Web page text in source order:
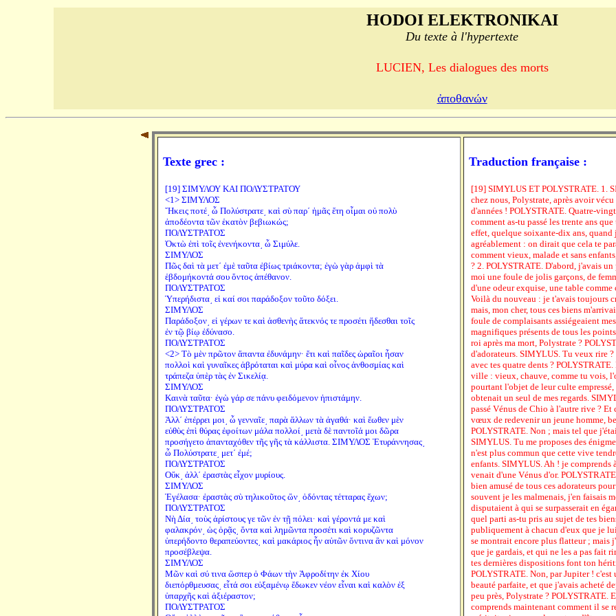
HODOI ELEKTRONIKAI
Du texte à l'hypertexte
LUCIEN, Les dialogues des morts
ἀποθανών
Texte grec :
[19] ΣΙΜΥΛΟΥ ΚΑΙ ΠΟΛΥΣΤΡΑΤΟΥ
<1> ΣΙΜΥΛΟΣ
῞Ηκεις ποτέ͵ ὦ Πολύστρατε͵ καὶ σὺ παρ΄ ἡμᾶς ἔτη οἶμαι οὐ πολὺ
ἀποδέοντα τῶν ἑκατὸν βεβιωκώς;
ΠΟΛΥΣΤΡΑΤΟΣ
Ὀκτὼ ἐπὶ τοῖς ἐνενήκοντα͵ ὦ Σιμύλε.
ΣΙΜΥΛΟΣ
Πῶς δαὶ τὰ μετ΄ ἐμὲ ταῦτα ἐβίως τριάκοντα; ἐγὼ γὰρ ἀμφὶ τὰ
ἑβδομήκοντά σου ὄντος ἀπέθανον.
ΠΟΛΥΣΤΡΑΤΟΣ
Ὑπερήδιστα͵ εἰ καί σοι παράδοξον τοῦτο δόξει.
ΣΙΜΥΛΟΣ
Παράδοξον͵ εἰ γέρων τε καὶ ἀσθενὴς ἄτεκνός τε προσέτι ἥδεσθαι τοῖς
ἐν τῷ βίῳ ἐδύνασο.
ΠΟΛΥΣΤΡΑΤΟΣ
<2> Τὸ μὲν πρῶτον ἅπαντα ἐδυνάμην· ἔτι καὶ παῖδες ὡραῖοι ἦσαν
πολλοὶ καὶ γυναῖκες ἁβρόταται καὶ μύρα καὶ οἶνος ἀνθοσμίας καὶ
τράπεζα ὑπὲρ τὰς ἐν Σικελίᾳ.
ΣΙΜΥΛΟΣ
Καινὰ ταῦτα· ἐγὼ γάρ σε πάνυ φειδόμενον ἠπιστάμην.
ΠΟΛΥΣΤΡΑΤΟΣ
Ἀλλ΄ ἐπέρρει μοι͵ ὦ γενναῖε͵ παρὰ ἄλλων τὰ ἀγαθά· καὶ ἕωθεν μὲν
εὐθὺς ἐπὶ θύρας ἐφοίτων μάλα πολλοί͵ μετὰ δὲ παντοῖά μοι δῶρα
προσήγετο ἁπανταχόθεν τῆς γῆς τὰ κάλλιστα. ΣΙΜΥΛΟΣ Ἐτυράννησας͵
ὦ Πολύστρατε͵ μετ΄ ἐμέ;
ΠΟΛΥΣΤΡΑΤΟΣ
Οὔκ͵ ἀλλ΄ ἐραστὰς εἶχον μυρίους.
ΣΙΜΥΛΟΣ
Ἐγέλασα· ἐραστὰς σὺ τηλικοῦτος ὤν͵ ὀδόντας τέτταρας ἔχων;
ΠΟΛΥΣΤΡΑΤΟΣ
Νὴ Δία͵ τοὺς ἀρίστους γε τῶν ἐν τῇ πόλει· καὶ γέροντά με καὶ
φαλακρόν͵ ὡς ὁρᾷς͵ ὄντα καὶ λημῶντα προσέτι καὶ κορυζῶντα
ὑπερήδοντο θεραπεύοντες͵ καὶ μακάριος ἦν αὐτῶν ὅντινα ἂν καὶ μόνον
προσέβλεψα.
ΣΙΜΥΛΟΣ
Μῶν καὶ σύ τινα ὥσπερ ὁ Φάων τὴν Ἀφροδίτην ἐκ Χίου
διεπόρθμευσας͵ εἶτά σοι εὐξαμένῳ ἔδωκεν νέον εἶναι καὶ καλὸν ἐξ
ὑπαρχῆς καὶ ἀξιέραστον;
ΠΟΛΥΣΤΡΑΤΟΣ
Traduction française :
[19] SIMYLUS ET POLYSTRATE. 1.
chez nous, Polystrate, après avoir
d'années ! POLYSTRATE. Quatre-
comment as-tu passé les trente ans
effet, quelque soixante-dix ans, quand
agréablement : on dirait que cela te
comment vieux, malade et sans
? 2. POLYSTRATE. D'abord, j'avais
moi une foule de jolis garçons, de
d'une odeur exquise, une table
Voilà du nouveau : je t'avais toujours
mais, mon cher, tous ces biens
foule de complaisants assiégeaient
magnifiques présents de tous les
roi après ma mort, Polystrate ?
d'adorateurs. SIMYLUS. Tu veux rire
avec tes quatre dents ?
ville : vieux, chauve, comme tu vois,
pourtant l'objet de leur culte
obtenait un seul de mes regards.
passé Vénus de Chio à l'autre rive ? Et
vœux de redevenir un jeune homme,
POLYSTRATE. Non ; mais tel que
SIMYLUS. Tu me proposes des
n'est plus commun que cette vive
enfants. SIMYLUS. Ah ! je comprends
venait d'une Vénus d'or.
bien amusé de tous ces adorateurs
souvent je les malmenais, j'en faisais
disputaient à qui se surpasserait en
quel parti as-tu pris au sujet de tes
publiquement à chacun d'eux que je
se montrait encore plus flatteur ; mais
que je gardais, et qui ne les a pas fait
tes dernières dispositions font ton
POLYSTRATE. Non, par Jupiter !
beauté parfaite, et que j'avais acheté
peu près, Polystrate ? POLYSTRATE.
comprends maintenant comment il se